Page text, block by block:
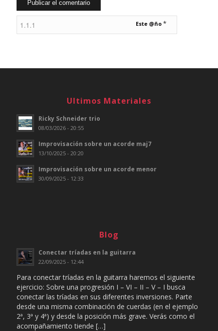
Este @ño *
Ultimos Materiales
Ricky Schneider trio
08/03/2026 - 20:55
Improvisación sobre un acorde maj7
13/10/2025 - 20:20
Improvisación sobre un acorde menor
30/09/2025 - 12:33
Blog
Conectar tríadas en la guitarra
22/09/2025 - 12:44
Para conectar tríadas en la guitarra haremos el siguiente
ejercicio: Sobre una progresión I – VI – II – V – I busca
conectar las tríadas en sus diferentes inversiones. Parte
desde una misma combinación de cuerdas (en el ejemplo
2ª, 3ª y 4ª) y desde la posición más grave. Verás como el
acompañamiento tiende […]